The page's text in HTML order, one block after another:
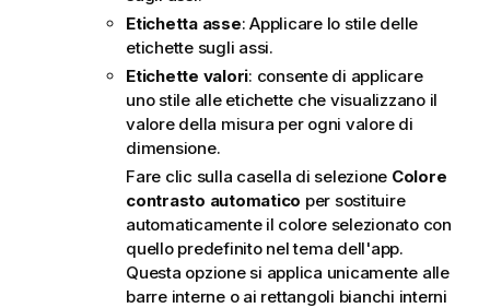
Etichetta asse: Applicare lo stile delle
etichette sugli assi.
Etichette valori: consente di applicare
uno stile alle etichette che visualizzano il
valore della misura per ogni valore di
dimensione.
Fare clic sulla casella di selezione Colore
contrasto automatico per sostituire
automaticamente il colore selezionato con
quello predefinito nel tema dell'app.
Questa opzione si applica unicamente alle
barre interne o ai rettangoli bianchi interni